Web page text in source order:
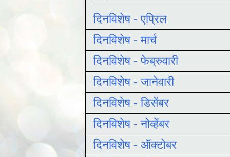
दिनविशेष - एप्रिल
दिनविशेष - मार्च
दिनविशेष - फेब्रुवारी
दिनविशेष - जानेवारी
दिनविशेष - डिसेंबर
दिनविशेष - नोव्हेंबर
दिनविशेष - ऑक्टोबर